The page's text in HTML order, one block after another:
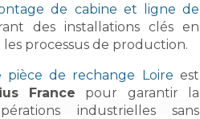
de cabine et ligne de
des installations clés en
processus de production.
pièce de rechange Loire est
France pour garantir la
industrielles sans